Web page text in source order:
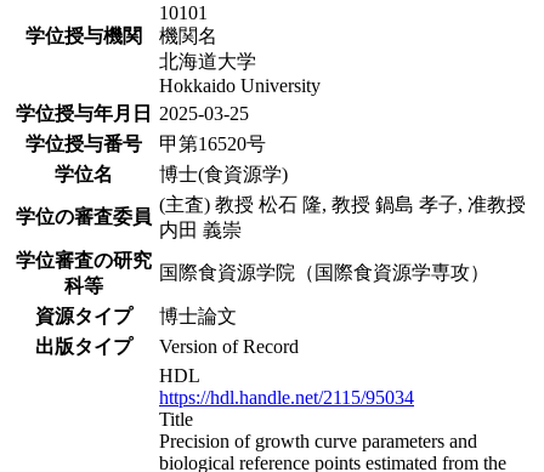
学位授与機関
10101
機関名
北海道大学
Hokkaido University
学位授与年月日
2025-03-25
学位授与番号
甲第16520号
学位名
博士(食資源学)
学位の審査委員
(主査) 教授 松石 隆, 教授 鍋島 孝子, 准教授
内田 義崇
学位審査の研究
科等
国際食資源学院（国際食資源学専攻）
資源タイプ
博士論文
出版タイプ
Version of Record
HDL
https://hdl.handle.net/2115/95034
Title
Precision of growth curve parameters and
biological reference points estimated from the